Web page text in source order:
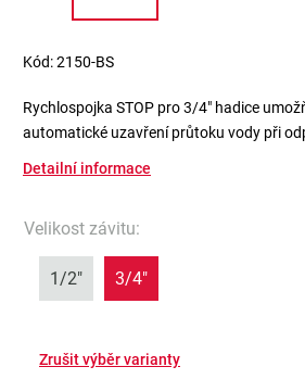
Kód:2150-BS
Rychlospojka STOP pro 3/4" hadice
automatické uzavření průtoku vody při
Detailní informace
Velikost závitu:
1/2" 3/4"